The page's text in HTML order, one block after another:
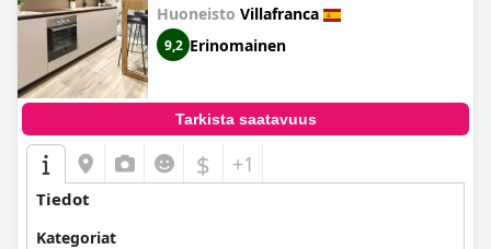
Huoneisto Villafranca
9,2 Erinomainen
Tarkista saatavuus
$ +1
Tiedot
Kategoriat